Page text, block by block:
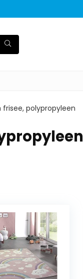
frisee, polypropyleen